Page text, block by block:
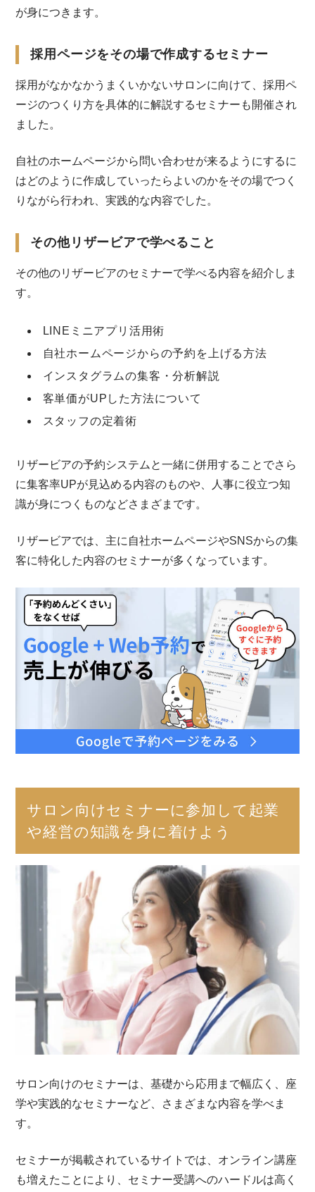
が身につきます。
採用ページをその場で作成するセミナー
採用がなかなかうまくいかないサロンに向けて、採用ペ
ージのつくり方を具体的に解説するセミナーも開催され
ました。
自社のホームページから問い合わせが来るようにするに
はどのように作成していったらよいのかをその場でつく
りながら行われ、実践的な内容でした。
その他リザービアで学べること
その他のリザービアのセミナーで学べる内容を紹介しま
す。
LINEミニアプリ活用術
自社ホームページからの予約を上げる方法
インスタグラムの集客・分析解説
客単価がUPした方法について
スタッフの定着術
リザービアの予約システムと一緒に併用することでさら
に集客率UPが見込める内容のものや、人事に役立つ知
識が身につくものなどさまざまです。
リザービアでは、主に自社ホームページやSNSからの集
客に特化した内容のセミナーが多くなっています。
サロン向けセミナーに参加して起業
や経営の知識を身に着けよう
サロン向けのセミナーは、基礎から応用まで幅広く、座
学や実践的なセミナーなど、さまざまな内容を学べま
す。
セミナーが掲載されているサイトでは、オンライン講座
も増えたことにより、セミナー受講へのハードルは高く